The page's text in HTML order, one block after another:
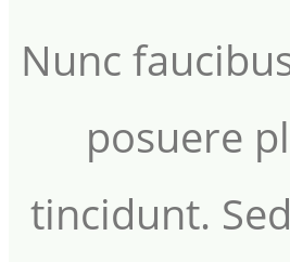
Nunc
posuere
tincidunt.